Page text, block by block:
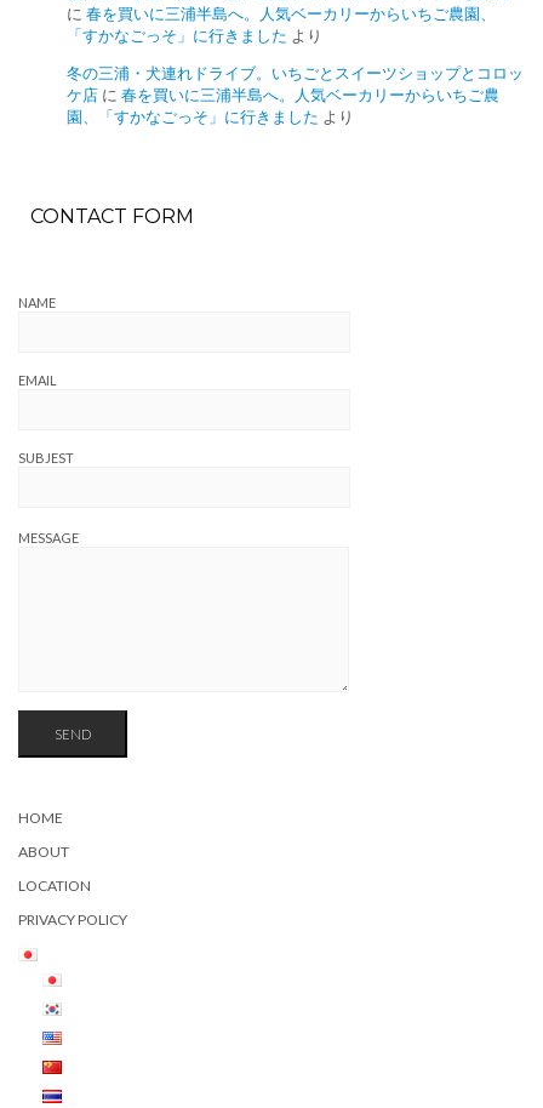
に 春を買いに三浦半島へ。人気ベーカリーからいちご農園、
「すかなごっそ」に行きました より
冬の三浦・犬連れドライブ。いちごとスイーツショップとコロッ
ケ店 に 春を買いに三浦半島へ。人気ベーカリーからいちご農
園、「すかなごっそ」に行きました より
CONTACT FORM
NAME
EMAIL
SUBJEST
MESSAGE
HOME
ABOUT
LOCATION
PRIVACY POLICY